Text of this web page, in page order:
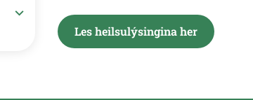
Les heilsulýsingina her